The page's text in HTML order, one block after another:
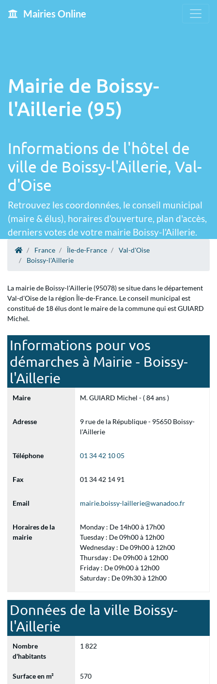
Mairies Online
Mairie de Boissy-
l'Aillerie (95)
Informations de l'hôtel de
ville de Boissy-l'Aillerie, Val-
d'Oise
Retrouvez les coordonnées, le conseil municipal
(maire & élus), horaires d'ouverture, plan d'accès,
derniers votes de votre mairie Boissy-l'Aillerie.
France Île-de-France
Val-d'Oise
Boissy-l'Aillerie
La mairie de Boissy-l'Aillerie (95078) se situe dans le département
Val-d'Oise de la région Île-de-France. Le conseil municipal est
constitué de 18 élus dont le maire de la commune qui est GUIARD
Michel.
Informations pour vos
démarches à Mairie - Boissy-
l'Aillerie
Maire M. GUIARD Michel - ( 84 ans )
Adresse
9 rue de la République - 95650 Boissy-
l'Aillerie
Téléphone 01 34 42 10 05
Fax 01 34 42 14 91
Email mairie.boissy-laillerie@wanadoo.fr
Horaires de la
mairie
Monday : De 14h00 à 17h00
Tuesday : De 09h00 à 12h00
Wednesday : De 09h00 à 12h00
Thursday : De 09h00 à 12h00
Friday : De 09h00 à 12h00
Saturday : De 09h30 à 12h00
Données de la ville Boissy-
l'Aillerie
Nombre
d'habitants
1 822
Surface en m² 570